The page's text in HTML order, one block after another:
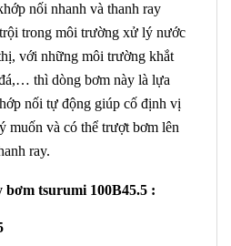
nối nhanh và thanh ray
trong môi trường xử lý nước
với những môi trường khắt
thì dòng bơm này là lựa
nối tự động giúp cố định vị
muốn và có thể trượt bơm lên
ray.
tsurumi 100B45.5 :